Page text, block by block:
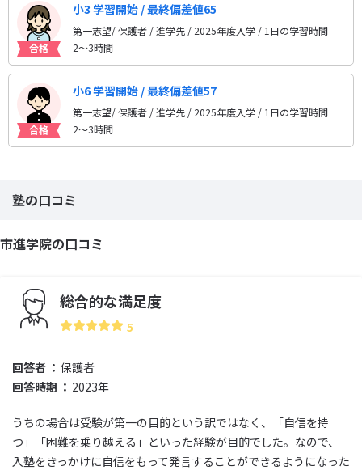
小3 学習開始 / 最終偏差値65
第一志望/ 保護者 / 進学先/ 2025年度入学 / 1日の学習時間
2〜3時間
小6 学習開始 / 最終偏差値57
第一志望/ 保護者 / 進学先/ 2025年度入学 / 1日の学習時間
2〜3時間
塾の口コミ
市進学院の口コミ
総合的な満足度
5
回答者
保護者
回答時期
2023年
うちの場合は受験が第一の目的という訳ではなく、「自信を持
つ」「困難を乗り越える」といった経験が目的でした。なので、
入塾をきっかけに自信をもって発言することができるようになった